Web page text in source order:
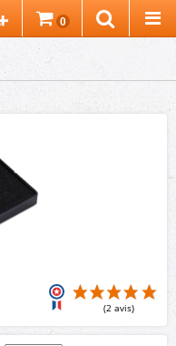
0
Chercher